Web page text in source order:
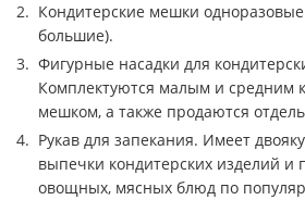
Кондитерские мешки
большие).
Фигурные насадки для
Комплектуются малым и средним
мешком, а также продаются
Рукав для запекания. Имеет
выпечки кондитерских изделий и
овощных, мясных блюд по